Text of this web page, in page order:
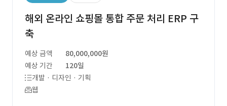
해외 온라인 쇼핑몰 통합 주문 처리 ERP 구
축
예상 금액
80,000,000원
예상 기간
120일
개발 · 디자인 · 기획
웹